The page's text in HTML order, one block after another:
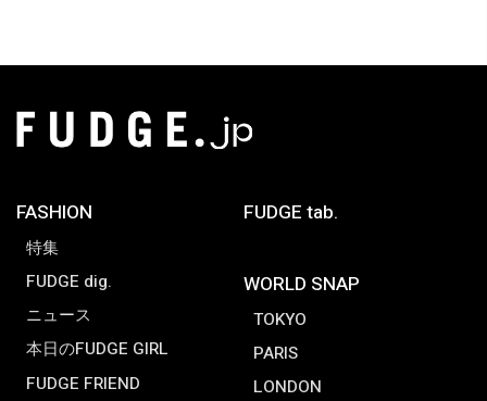
FASHION
特集
FUDGE dig.
ニュース
本日のFUDGE GIRL
FUDGE FRIEND
FUDGE tab.
WORLD SNAP
TOKYO
PARIS
LONDON